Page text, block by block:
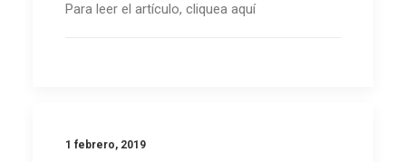
Para leer el artículo, cliquea aquí
1 febrero, 2019